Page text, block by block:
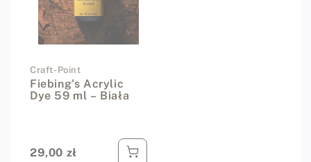
Dostawca:
Craft-Point
Fiebing's Acrylic
Dye 59 ml – Biała
Cena regularna
29,00 zł